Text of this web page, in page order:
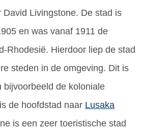
Livingstone. De stad is
en was vanaf 1911 de
Rhodesië. Hierdoor liep de stad
steden in de omgeving. Dit is
bijvoorbeeld de koloniale
de hoofdstad naar Lusaka
is een zeer toeristische stad